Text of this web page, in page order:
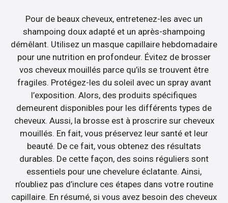
Pour de beaux cheveux, entretenez-les avec un
shampoing doux adapté et un après-shampoing
démêlant. Utilisez un masque capillaire hebdomadaire
pour une nutrition en profondeur. Évitez de brosser
vos cheveux mouillés parce qu’ils se trouvent être
fragiles. Protégez-les du soleil avec un spray avant
l’exposition. Alors, des produits spécifiques
demeurent disponibles pour les différents types de
cheveux. Aussi, la brosse est à proscrire sur cheveux
mouillés. En fait, vous préservez leur santé et leur
beauté. De ce fait, vous obtenez des résultats
durables. De cette façon, des soins réguliers sont
essentiels pour une chevelure éclatante. Ainsi,
n’oubliez pas d’inclure ces étapes dans votre routine
capillaire. En résumé, si vous avez besoin des cheveux